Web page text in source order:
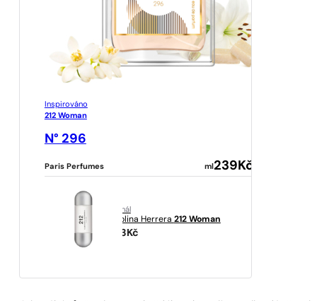
Inspirováno
212 Woman
N° 296
Paris Perfumes ml 239Kč
originál
Carolina Herrera 212 Woman
1323Kč